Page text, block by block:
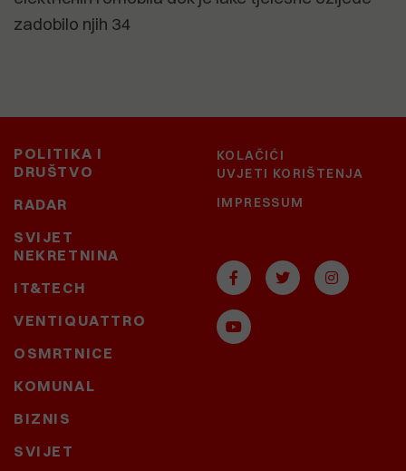
zadobilo njih 34
POLITIKA I
DRUŠTVO
RADAR
SVIJET
NEKRETNINA
IT&TECH
VENTIQUATTRO
OSMRTNICE
KOMUNAL
BIZNIS
SVIJET
KOLAČIĆI
UVJETI KORIŠTENJA
IMPRESSUM